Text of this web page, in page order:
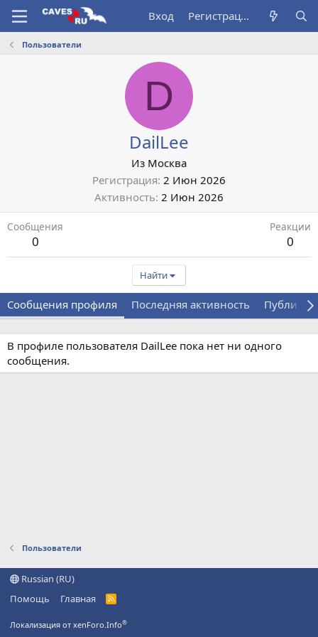
Вход Регистрация
Пользователи
D
DailLee
Из Москва
Регистрация 2 Июн 2026
Активность 2 Июн 2026
Сообщения
0
Реакции
0
Найти
Сообщения профиля Последняя активность
В профиле пользователя DailLee пока нет ни одного
сообщения.
Пользователи
Russian (RU)
Помощь
Главная
R
Локализация от xenForo.Info®